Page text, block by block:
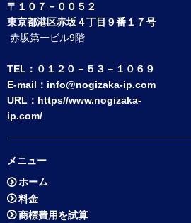
〒１０７－００５２
東京都港区赤坂４丁目９番１７号
赤坂第一ビル9階
TEL：０１２０－５３－１０６９
E-mail： info@nogizaka-ip.com
URL： https//www.nogizaka-
ip.com/
メニュー
ホーム
料金
商標費用を試算